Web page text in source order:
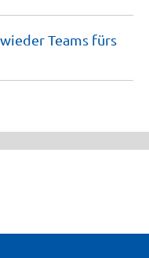
Teams fürs